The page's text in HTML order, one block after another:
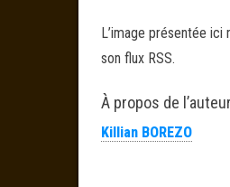
L’image présentée
son flux RSS.
À propos de l’auteur
Killian BOREZO